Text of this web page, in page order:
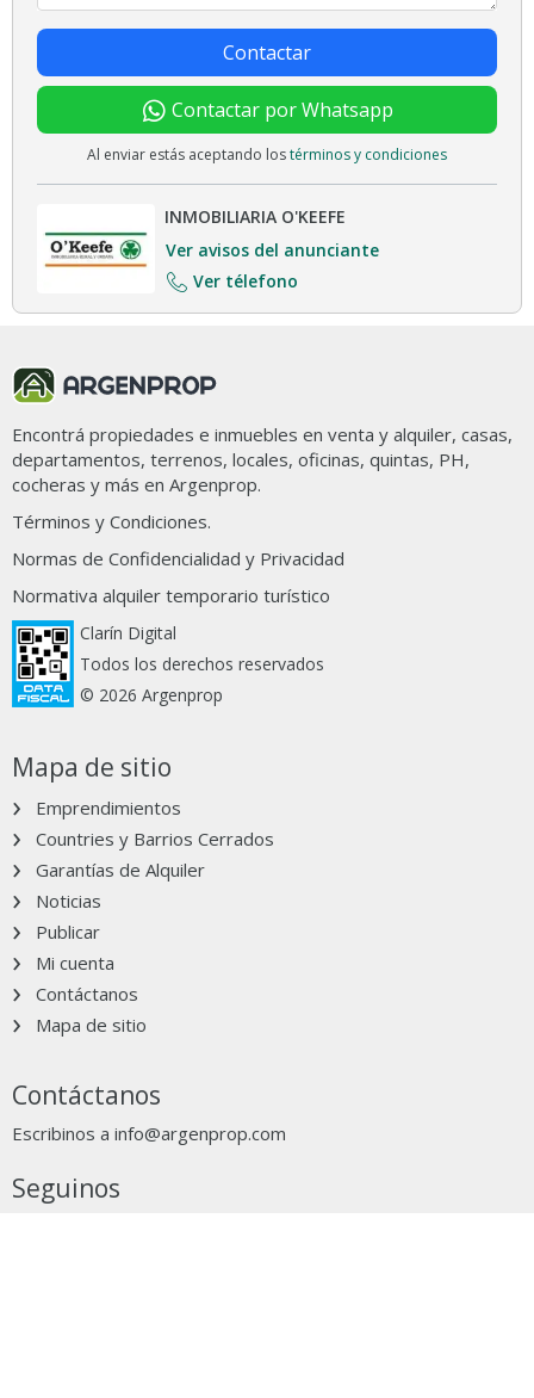
Contactar
Contactar por Whatsapp
Al enviar estás aceptando lostérminos y condiciones
INMOBILIARIA O'KEEFE
Ver avisos del anunciante
Ver télefono
Encontrá propiedades e inmuebles en venta y alquiler, casas,
departamentos, terrenos, locales, oficinas, quintas, PH,
cocheras y más en Argenprop.
Términos y Condiciones.
Normas de Confidencialidad y Privacidad
Normativa alquiler temporario turístico
Clarín Digital
Todos los derechos reservados
© 2026 Argenprop
Mapa de sitio
Emprendimientos
Countries y Barrios Cerrados
Garantías de Alquiler
Noticias
Publicar
Mi cuenta
Contáctanos
Mapa de sitio
Contáctanos
Escribinos a info@argenprop.com
Seguinos